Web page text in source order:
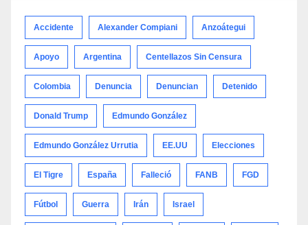
Accidente Alexander Compiani Anzoátegui
Apoyo Argentina Centellazos Sin Censura
Colombia Denuncia Denuncian Detenido
Donald Trump Edmundo González
Edmundo González Urrutia EE.UU Elecciones
El Tigre España Falleció FANB FGD
Fútbol Guerra Irán Israel